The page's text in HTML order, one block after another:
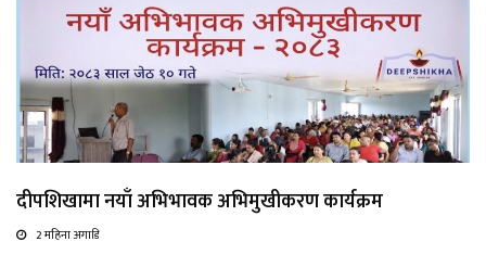
दीपशिखामा नयाँ अभिभावक अभिमुखीकरण कार्यक्रम
2 महिना अगाडि